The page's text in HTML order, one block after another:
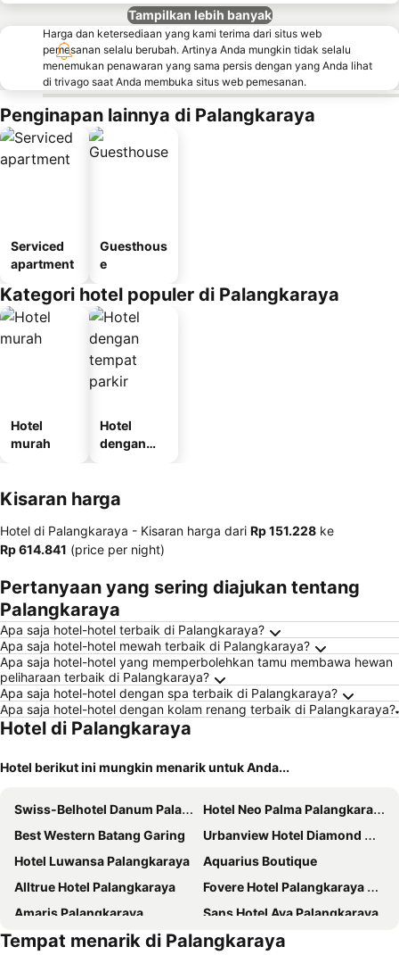
Tampilkan lebih banyak
Harga dan ketersediaan yang kami terima dari situs web
pemesanan selalu berubah. Artinya Anda mungkin tidak selalu
menemukan penawaran yang sama persis dengan yang Anda lihat
di trivago saat Anda membuka situs web pemesanan.
Penginapan lainnya di Palangkaraya
Serviced
apartment
Guesthous
e
Kategori hotel populer di Palangkaraya
Hotel
murah
Hotel
dengan
Kisaran harga
Hotel di Palangkaraya - Kisaran harga dari ‎Rp 151.228 ke
‎Rp 614.841 (price per night)
Pertanyaan yang sering diajukan tentang
Palangkaraya
Apa saja hotel-hotel terbaik di Palangkaraya?
Apa saja hotel-hotel mewah terbaik di Palangkaraya?
Apa saja hotel-hotel yang memperbolehkan tamu membawa hewan
peliharaan terbaik di Palangkaraya?
Apa saja hotel-hotel dengan spa terbaik di Palangkaraya?
Apa saja hotel-hotel dengan kolam renang terbaik di Palangkaraya?
Hotel di Palangkaraya
Hotel berikut ini mungkin menarik untuk Anda...
Swiss-Belhotel Danum Palangkaraya
Hotel Neo Palma Palangkaraya by ASTON
Best Western Batang Garing
Urbanview Hotel Diamond Malai Permata near Universitas Palangkaraya
Hotel Luwansa Palangkaraya
Aquarius Boutique
Alltrue Hotel Palangkaraya
Fovere Hotel Palangkaraya By Conary
Amaris Palangkaraya
Sans Hotel Ava Palangkaraya
Aurila Hotel Palangkaraya
Sans Hotel Zam-Zam Syariah Palangkaraya
Tempat menarik di Palangkaraya